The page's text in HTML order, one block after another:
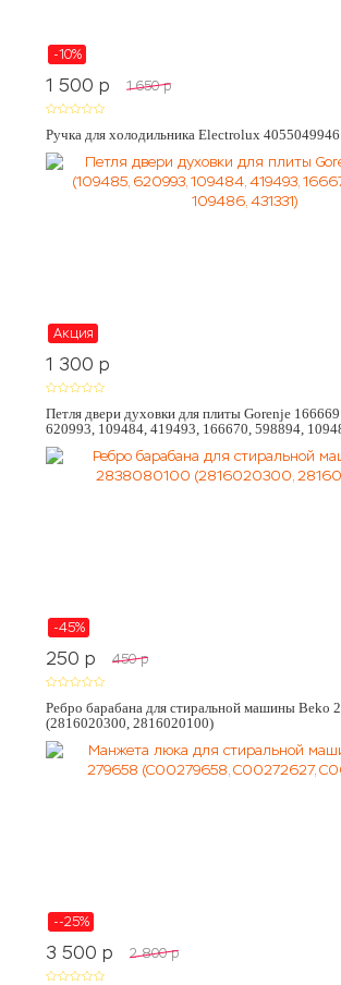
-10%
1 500 p 1 650 p
Ручка для холодильника Electrolux 4055049946
Акция
1 300 p
Петля двери духовки для плиты Gorenje
620993, 109484, 419493, 166670, 598894,
-45%
250 p 450 p
Ребро барабана для стиральной машины Beko
(2816020300, 2816020100)
--25%
3 500 p 2 800 p